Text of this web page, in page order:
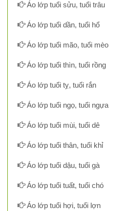
Áo lớp tuổi sửu, tuổi trâu
Áo lớp tuổi dần, tuổi hổ
Áo lớp tuổi mão, tuổi mèo
Áo lớp tuổi thìn, tuổi rồng
Áo lớp tuổi tỵ, tuổi rắn
Áo lớp tuổi ngọ, tuổi ngựa
Áo lớp tuổi mùi, tuổi dê
Áo lớp tuổi thân, tuổi khỉ
Áo lớp tuổi dậu, tuổi gà
Áo lớp tuổi tuất, tuổi chó
Áo lớp tuổi hợi, tuổi lợn